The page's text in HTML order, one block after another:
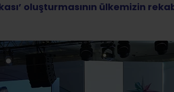
oluşturmasının ülkemizin